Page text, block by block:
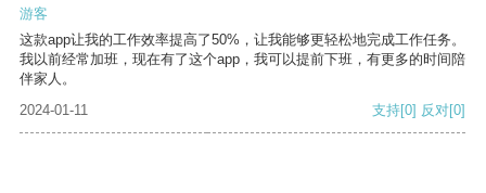
游客
这款app让我的工作效率提高了50%，让我能够更轻松地完成工作任务。
我以前经常加班，现在有了这个app，我可以提前下班，有更多的时间陪
伴家人。
2024-01-11
支持[0] 反对[0]